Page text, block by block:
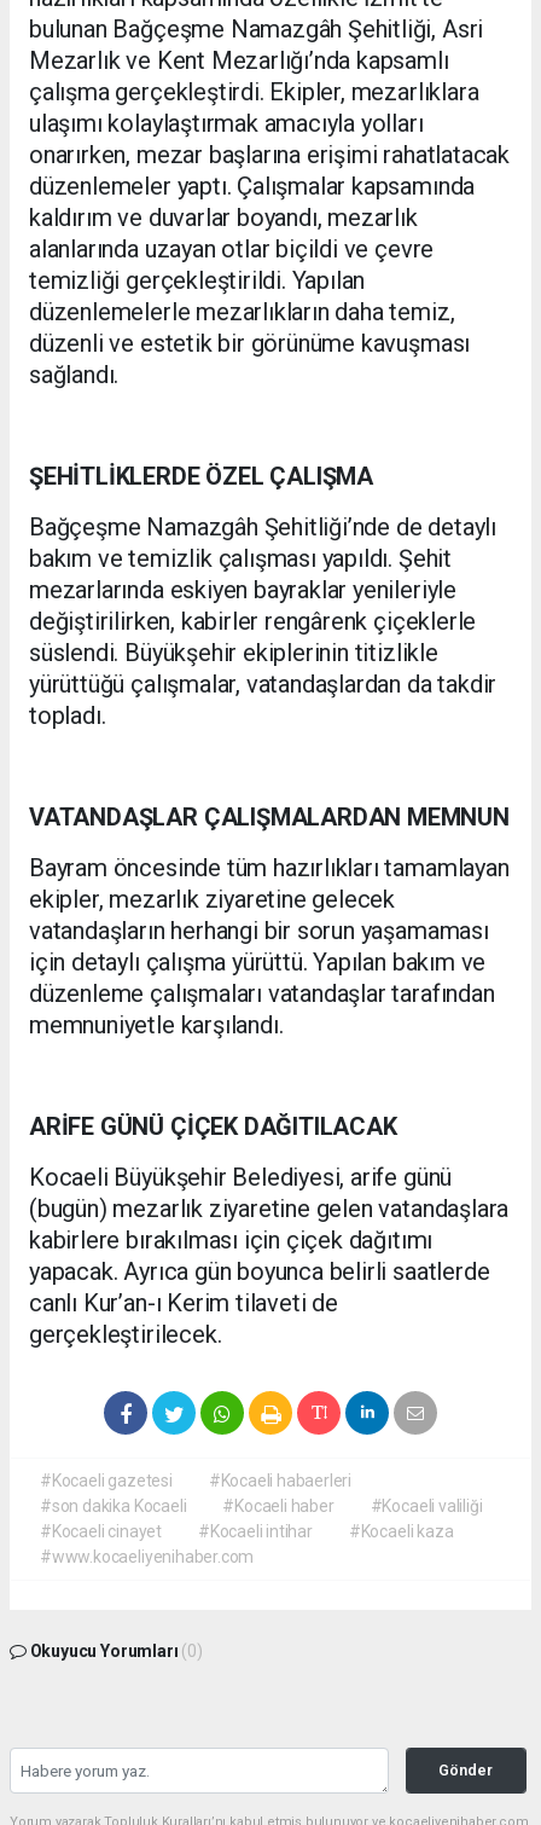
bulunan Bağçeşme Namazgâh Şehitliği, Asri
Mezarlık ve Kent Mezarlığı’nda kapsamlı
çalışma gerçekleştirdi. Ekipler, mezarlıklara
ulaşımı kolaylaştırmak amacıyla yolları
onarırken, mezar başlarına erişimi rahatlatacak
düzenlemeler yaptı. Çalışmalar kapsamında
kaldırım ve duvarlar boyandı, mezarlık
alanlarında uzayan otlar biçildi ve çevre
temizliği gerçekleştirildi. Yapılan
düzenlemelerle mezarlıkların daha temiz,
düzenli ve estetik bir görünüme kavuşması
sağlandı.
ŞEHİTLİKLERDE ÖZEL ÇALIŞMA
Bağçeşme Namazgâh Şehitliği’nde de detaylı
bakım ve temizlik çalışması yapıldı. Şehit
mezarlarında eskiyen bayraklar yenileriyle
değiştirilirken, kabirler rengârenk çiçeklerle
süslendi. Büyükşehir ekiplerinin titizlikle
yürüttüğü çalışmalar, vatandaşlardan da takdir
topladı.
VATANDAŞLAR ÇALIŞMALARDAN MEMNUN
Bayram öncesinde tüm hazırlıkları tamamlayan
ekipler, mezarlık ziyaretine gelecek
vatandaşların herhangi bir sorun yaşamaması
için detaylı çalışma yürüttü. Yapılan bakım ve
düzenleme çalışmaları vatandaşlar tarafından
memnuniyetle karşılandı.
ARİFE GÜNÜ ÇİÇEK DAĞITILACAK
Kocaeli Büyükşehir Belediyesi, arife günü
(bugün) mezarlık ziyaretine gelen vatandaşlara
kabirlere bırakılması için çiçek dağıtımı
yapacak. Ayrıca gün boyunca belirli saatlerde
canlı Kur’an-ı Kerim tilaveti de
gerçekleştirilecek.
#Kocaeli gazetesi
#Kocaeli habaerleri
#son dakika Kocaeli
#Kocaeli haber
#Kocaeli valiliği
#Kocaeli cinayet
#Kocaeli intihar
#Kocaeli kaza
#www.kocaeliyenihaber.com
Okuyucu Yorumları (0)
Gönder